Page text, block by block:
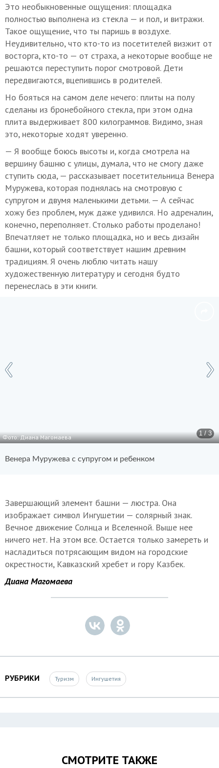
Это необыкновенные ощущения: площадка
полностью выполнена из стекла — и пол, и витражи.
Такое ощущение, что ты паришь в воздухе.
Неудивительно, что кто-то из посетителей визжит от
восторга, кто-то — от страха, а некоторые вообще не
решаются переступить порог смотровой. Дети
передвигаются, вцепившись в родителей.
Но бояться на самом деле нечего: плиты на полу
сделаны из бронебойного стекла, при этом одна
плита выдерживает 800 килограммов. Видимо, зная
это, некоторые ходят уверенно.
— Я вообще боюсь высоты и, когда смотрела на
вершину башню с улицы, думала, что не смогу даже
ступить сюда, — рассказывает посетительница Венера
Муружева, которая поднялась на смотровую с
супругом и двумя маленькими детьми. — А сейчас
хожу без проблем, муж даже удивился. Но адреналин,
конечно, переполняет. Столько работы проделано!
Впечатляет не только площадка, но и весь дизайн
башни, который соответствует нашим древним
традициям. Я очень люблю читать нашу
художественную литературу и сегодня будто
перенеслась в эти книги.
1 / 3
Фото: Диана Магомаева
Венера Муружева с супругом и ребенком
Завершающий элемент башни — люстра. Она
изображает символ Ингушетии — солярный знак.
Вечное движение Солнца и Вселенной. Выше нее
ничего нет. На этом все. Остается только замереть и
насладиться потрясающим видом на городские
окрестности, Кавказский хребет и гору Казбек.
Диана Магомаева
РУБРИКИ Туризм Ингушетия
СМОТРИТЕ ТАКЖЕ